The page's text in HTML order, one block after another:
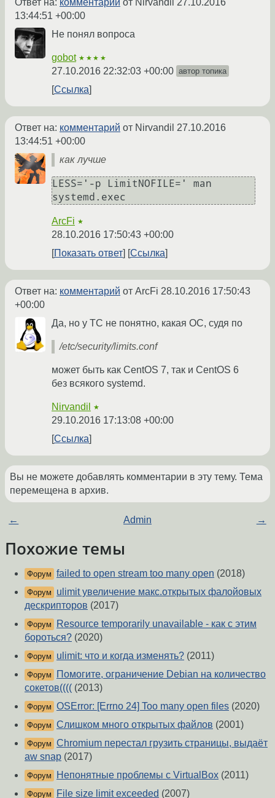
Ответ на: комментарий от Nirvandil 27.10.2016
13:44:51 +00:00
Не понял вопроса
gobot ★★★★
27.10.2016 22:32:03 +00:00 автор топика
Ссылка
Ответ на: комментарий от Nirvandil 27.10.2016
13:44:51 +00:00
как лучше
LESS='-p LimitNOFILE=' man
systemd.exec
ArcFi ★
28.10.2016 17:50:43 +00:00
Показать ответ
Ссылка
Ответ на: комментарий от ArcFi 28.10.2016 17:50:43
+00:00
Да, но у ТС не понятно, какая ОС, судя по
/etc/security/limits.conf
может быть как CentOS 7, так и CentOS 6
без всякого systemd.
Nirvandil ★
29.10.2016 17:13:08 +00:00
Ссылка
Вы не можете добавлять комментарии в эту тему. Тема
перемещена в архив.
← Admin →
Похожие темы
Форум failed to open stream too many open (2018)
Форум
ulimit увеличение макс.открытых фалойовых
дескрипторов (2017)
Форум
Resource temporarily unavailable - как с этим
бороться? (2020)
Форум ulimit: что и когда изменять? (2011)
Форум
Помогите, ограничение Debian на количество
сокетов(((( (2013)
Форум OSError: [Errno 24] Too many open files (2020)
Форум Слишком много открытых файлов (2001)
Форум Chromium перестал грузить страницы, выдаёт
aw snap (2017)
Форум Непонятные проблемы с VirtualBox (2011)
Форум File size limit exceeded (2007)